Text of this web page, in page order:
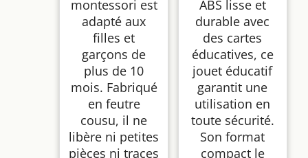
montessori est
adapté aux
filles et
garçons de
plus de 10
mois. Fabriqué
en feutre
cousu, il ne
libère ni petites
pièces ni traces
ABS lisse et
durable avec
des cartes
éducatives, ce
jouet éducatif
garantit une
utilisation en
toute sécurité.
Son format
compact le